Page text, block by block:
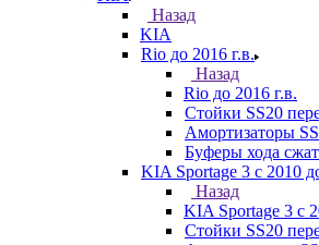
Назад
KIA
Rio до 2016 г.в.
Назад
Rio до 2016 г.в.
Стойки SS20
Амортизаторы
Буферы хода
KIA Sportage 3 с 2010
Назад
KIA Sportage 3 с
Стойки SS20